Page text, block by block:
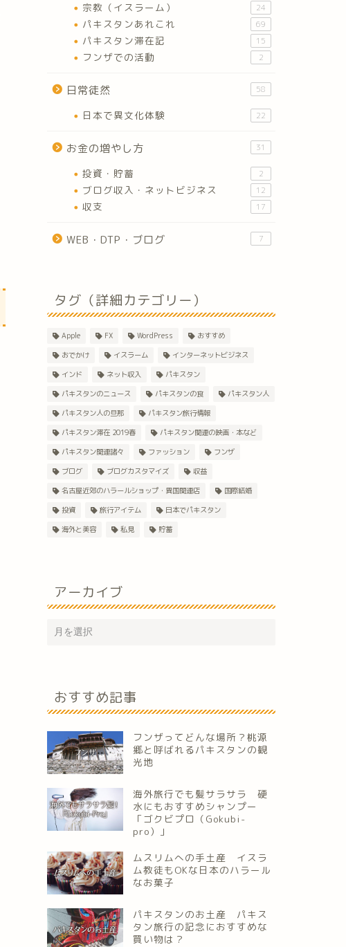
宗教（イスラーム） 24
パキスタンあれこれ 69
パキスタン滞在記 15
フンザでの活動 2
日常徒然 58
日本で異文化体験 22
お金の増やし方 31
投資・貯蓄 2
ブログ収入・ネットビジネス 12
収支 17
WEB・DTP・ブログ 7
タグ（詳細カテゴリー）
Apple FX WordPress
おすすめ
おでかけ
イスラーム
インターネットビジネス
インド
ネット収入
パキスタン
パキスタンのニュース
パキスタンの食
パキスタン人
パキスタン人の旦那
パキスタン旅行情報
パキスタン滞在 2019春
パキスタン関連の映画・本など
パキスタン関連諸々
ファッション
フンザ
ブログ
ブログカスタマイズ
収益
名古屋近郊のハラールショップ・異国関連店
国際結婚
投資
旅行アイテム
日本でパキスタン
海外と美容
私見 貯蓄
アーカイブ
おすすめ記事
フンザってどんな場所？桃源
郷と呼ばれるパキスタンの観
光地
海外旅行でも髪サラサラ 硬
水にもおすすめシャンプー
「ゴクビプロ（Gokubi-
pro）」
ムスリムへの手土産 イスラ
ム教徒もOKな日本のハラール
なお菓子
パキスタンのお土産 パキス
タン旅行の記念におすすめな
買い物は？